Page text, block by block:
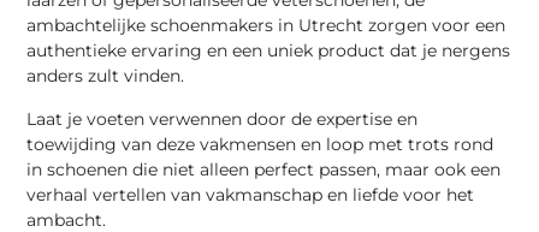
ambachtelijke schoenmakers in Utrecht zorgen voor een
authentieke ervaring en een uniek product dat je nergens
anders zult vinden.
Laat je voeten verwennen door de expertise en
toewijding van deze vakmensen en loop met trots rond
in schoenen die niet alleen perfect passen, maar ook een
verhaal vertellen van vakmanschap en liefde voor het
ambacht.